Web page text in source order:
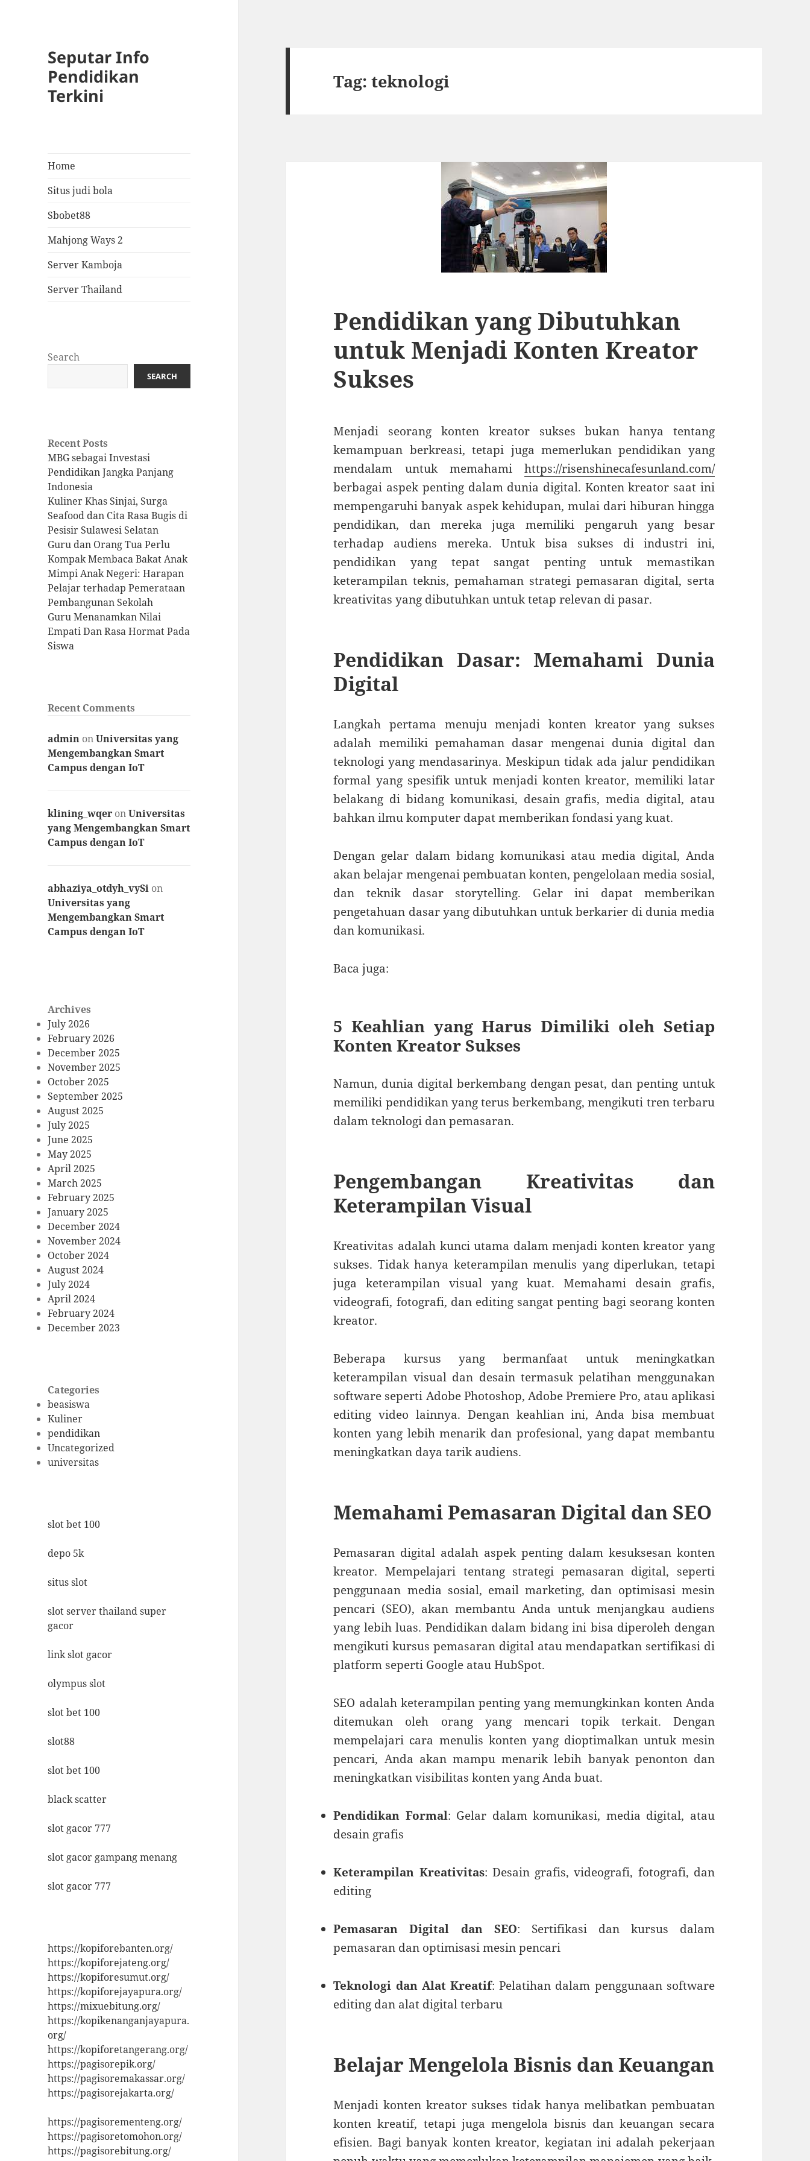
Seputar Info
Pendidikan
Terkini
Home
Situs judi bola
Sbobet88
Mahjong Ways 2
Server Kamboja
Server Thailand
Search
SEARCH
Recent Posts
MBG sebagai Investasi
Pendidikan Jangka Panjang
Indonesia
Kuliner Khas Sinjai, Surga
Seafood dan Cita Rasa Bugis di
Pesisir Sulawesi Selatan
Guru dan Orang Tua Perlu
Kompak Membaca Bakat Anak
Mimpi Anak Negeri: Harapan
Pelajar terhadap Pemerataan
Pembangunan Sekolah
Guru Menanamkan Nilai
Empati Dan Rasa Hormat Pada
Siswa
Recent Comments
admin onUniversitas yang
Mengembangkan Smart
Campus dengan IoT
klining_wqer onUniversitas
yang Mengembangkan Smart
Campus dengan IoT
abhaziya_otdyh_vySi on
Universitas yang
Mengembangkan Smart
Campus dengan IoT
Archives
July 2026
February 2026
December 2025
November 2025
October 2025
September 2025
August 2025
July 2025
June 2025
May 2025
April 2025
March 2025
February 2025
January 2025
December 2024
November 2024
October 2024
August 2024
July 2024
April 2024
February 2024
December 2023
Categories
beasiswa
Kuliner
pendidikan
Uncategorized
universitas
slot bet 100
depo 5k
situs slot
slot server thailand super
gacor
link slot gacor
olympus slot
slot bet 100
slot88
slot bet 100
black scatter
slot gacor 777
slot gacor gampang menang
slot gacor 777
https://kopiforebanten.org/
https://kopiforejateng.org/
https://kopiforesumut.org/
https://kopiforejayapura.org/
https://mixuebitung.org/
https://kopikenanganjayapura.
org/
https://kopiforetangerang.org/
https://pagisorepik.org/
https://pagisoremakassar.org/
https://pagisorejakarta.org/
https://pagisorementeng.org/
https://pagisoretomohon.org/
https://pagisorebitung.org/
Tag:teknologi
Pendidikan yang Dibutuhkan
untuk Menjadi Konten Kreator
Sukses
Menjadi seorang konten kreator sukses bukan hanya tentang
kemampuan berkreasi, tetapi juga memerlukan pendidikan yang
mendalam untuk memahami https://risenshinecafesunland.com/
berbagai aspek penting dalam dunia digital. Konten kreator saat ini
mempengaruhi banyak aspek kehidupan, mulai dari hiburan hingga
pendidikan, dan mereka juga memiliki pengaruh yang besar
terhadap audiens mereka. Untuk bisa sukses di industri ini,
pendidikan yang tepat sangat penting untuk memastikan
keterampilan teknis, pemahaman strategi pemasaran digital, serta
kreativitas yang dibutuhkan untuk tetap relevan di pasar.
Pendidikan Dasar: Memahami Dunia
Digital
Langkah pertama menuju menjadi konten kreator yang sukses
adalah memiliki pemahaman dasar mengenai dunia digital dan
teknologi yang mendasarinya. Meskipun tidak ada jalur pendidikan
formal yang spesifik untuk menjadi konten kreator, memiliki latar
belakang di bidang komunikasi, desain grafis, media digital, atau
bahkan ilmu komputer dapat memberikan fondasi yang kuat.
Dengan gelar dalam bidang komunikasi atau media digital, Anda
akan belajar mengenai pembuatan konten, pengelolaan media sosial,
dan teknik dasar storytelling. Gelar ini dapat memberikan
pengetahuan dasar yang dibutuhkan untuk berkarier di dunia media
dan komunikasi.
Baca juga:
5 Keahlian yang Harus Dimiliki oleh Setiap
Konten Kreator Sukses
Namun, dunia digital berkembang dengan pesat, dan penting untuk
memiliki pendidikan yang terus berkembang, mengikuti tren terbaru
dalam teknologi dan pemasaran.
Pengembangan Kreativitas dan
Keterampilan Visual
Kreativitas adalah kunci utama dalam menjadi konten kreator yang
sukses. Tidak hanya keterampilan menulis yang diperlukan, tetapi
juga keterampilan visual yang kuat. Memahami desain grafis,
videografi, fotografi, dan editing sangat penting bagi seorang konten
kreator.
Beberapa kursus yang bermanfaat untuk meningkatkan
keterampilan visual dan desain termasuk pelatihan menggunakan
software seperti Adobe Photoshop, Adobe Premiere Pro, atau aplikasi
editing video lainnya. Dengan keahlian ini, Anda bisa membuat
konten yang lebih menarik dan profesional, yang dapat membantu
meningkatkan daya tarik audiens.
Memahami Pemasaran Digital dan SEO
Pemasaran digital adalah aspek penting dalam kesuksesan konten
kreator. Mempelajari tentang strategi pemasaran digital, seperti
penggunaan media sosial, email marketing, dan optimisasi mesin
pencari (SEO), akan membantu Anda untuk menjangkau audiens
yang lebih luas. Pendidikan dalam bidang ini bisa diperoleh dengan
mengikuti kursus pemasaran digital atau mendapatkan sertifikasi di
platform seperti Google atau HubSpot.
SEO adalah keterampilan penting yang memungkinkan konten Anda
ditemukan oleh orang yang mencari topik terkait. Dengan
mempelajari cara menulis konten yang dioptimalkan untuk mesin
pencari, Anda akan mampu menarik lebih banyak penonton dan
meningkatkan visibilitas konten yang Anda buat.
Pendidikan Formal: Gelar dalam komunikasi, media digital, atau
desain grafis
Keterampilan Kreativitas: Desain grafis, videografi, fotografi, dan
editing
Pemasaran Digital dan SEO: Sertifikasi dan kursus dalam
pemasaran dan optimisasi mesin pencari
Teknologi dan Alat Kreatif: Pelatihan dalam penggunaan software
editing dan alat digital terbaru
Belajar Mengelola Bisnis dan Keuangan
Menjadi konten kreator sukses tidak hanya melibatkan pembuatan
konten kreatif, tetapi juga mengelola bisnis dan keuangan secara
efisien. Bagi banyak konten kreator, kegiatan ini adalah pekerjaan